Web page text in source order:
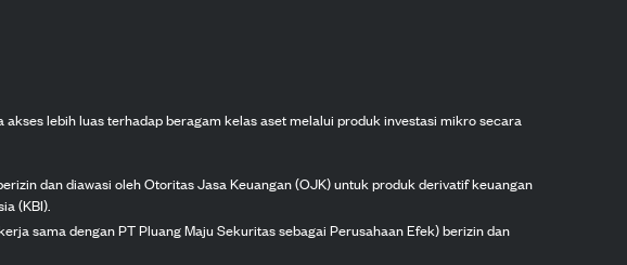
lebih luas terhadap beragam kelas aset melalui produk investasi mikro secara
dan diawasi oleh Otoritas Jasa Keuangan (OJK) untuk produk derivatif keuangan
(KBI).
sama dengan PT Pluang Maju Sekuritas sebagai Perusahaan Efek) berizin dan